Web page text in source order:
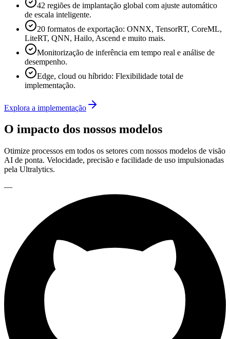
42 regiões de implantação global com ajuste automático
de escala inteligente.
20 formatos de exportação: ONNX, TensorRT, CoreML,
LiteRT, QNN, Hailo, Ascend e muito mais.
Monitorização de inferência em tempo real e análise de
desempenho.
Edge, cloud ou híbrido: Flexibilidade total de
implementação.
Explora a implementação
O impacto dos nossos modelos
Otimize processos em todos os setores com nossos modelos de visão
AI de ponta. Velocidade, precisão e facilidade de uso impulsionadas
pela Ultralytics.
—